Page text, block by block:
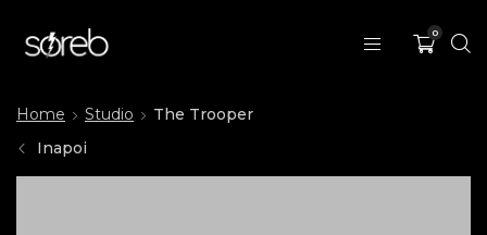
0
Home Studio
The Trooper
Inapoi